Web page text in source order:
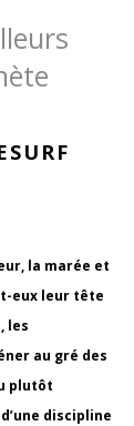
la marée et
eux leur tête
les
au gré des
plutôt
discipline